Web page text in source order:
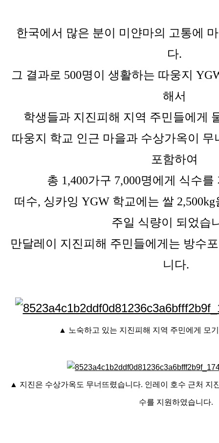
한국에서 많은 분이 미얀마의 고통에
다.
그 결과로 500명이 생활하는 따웅지
해서
학생들과 지진피해 지역 주민들에게
따웅지 학교 인근 마을과 수상가옥이
포함하여
총 1,400가구 7,000명에게 식수
떠수, 싱카잉 YGW 학교에는 쌀
주일 식량이 되었습
만달레이 지진피해 주민들에게는 방수
니다.
▲ 노숙하고 있는 지진피해 지역 주민에게 모
▲ 지진은 수상가옥도 무너뜨렸습니다. 인레이 호수 근처 지
수를 지원하였습니다.